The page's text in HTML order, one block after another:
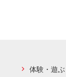
体験・遊ぶ